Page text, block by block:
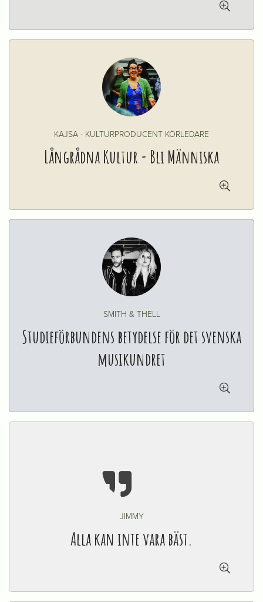


KAJSA - KULTURPRODUCENT KÖRLEDARE
Långrådna Kultur - Bli Människa

SMITH & THELL
Studieförbundens betydelse för det svenska
musikundret


JIMMY
Alla kan inte vara bäst.